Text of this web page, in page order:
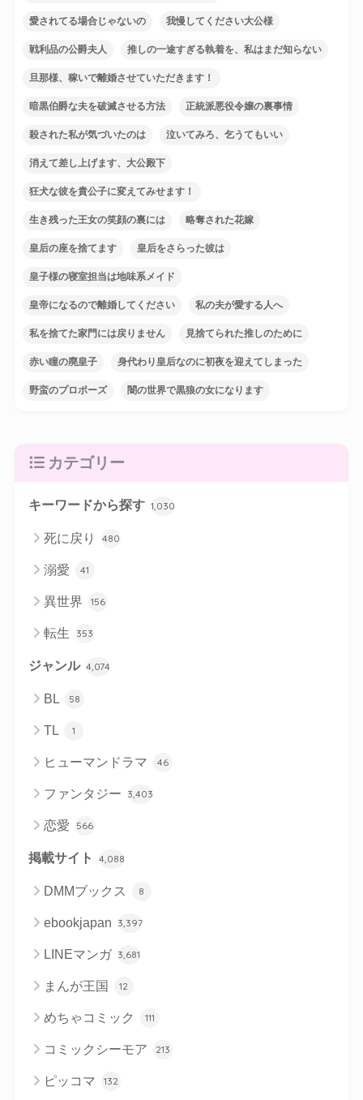
愛されてる場合じゃないの 我慢してください大公様
戦利品の公爵夫人 推しの一途すぎる執着を、私はまだ知らない
旦那様、稼いで離婚させていただきます！
暗黒伯爵な夫を破滅させる方法 正統派悪役令嬢の裏事情
殺された私が気づいたのは 泣いてみろ、乞うてもいい
消えて差し上げます、大公殿下
狂犬な彼を貴公子に変えてみせます！
生き残った王女の笑顔の裏には 略奪された花嫁
皇后の座を捨てます 皇后をさらった彼は
皇子様の寝室担当は地味系メイド
皇帝になるので離婚してください 私の夫が愛する人へ
私を捨てた家門には戻りません 見捨てられた推しのために
赤い瞳の廃皇子 身代わり皇后なのに初夜を迎えてしまった
野蛮のプロポーズ 闇の世界で黒狼の女になります
カテゴリー
キーワードから探す 1,030
死に戻り 480
溺愛 41
異世界 156
転生 353
ジャンル 4,074
BL 58
TL 1
ヒューマンドラマ 46
ファンタジー 3,403
恋愛 566
掲載サイト 4,088
DMMブックス 8
ebookjapan 3,397
LINEマンガ 3,681
まんが王国 12
めちゃコミック 111
コミックシーモア 213
ピッコマ 132